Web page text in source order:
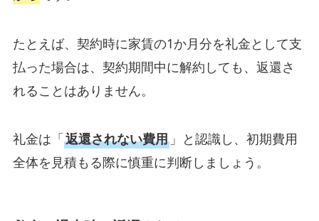
たとえば、契約時に家賃の1か月分を礼金として支
払った場合は、契約期間中に解約しても、返還さ
れることはありません。
礼金は「返還されない費用」と認識し、初期費用
全体を見積もる際に慎重に判断しましょう。